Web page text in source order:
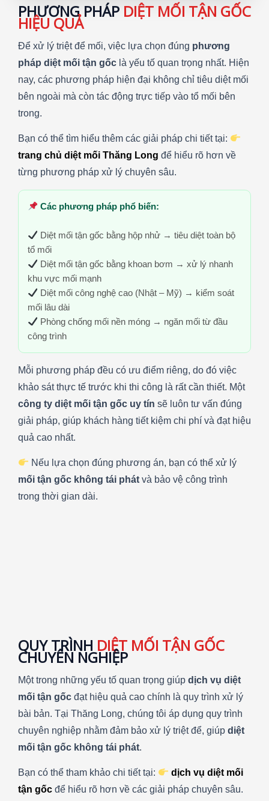
PHƯƠNG PHÁP DIỆT MỐI TẬN GỐC
HIỆU QUẢ
Để xử lý triệt để mối, việc lựa chọn đúng phương
pháp diệt mối tận gốc là yếu tố quan trọng nhất. Hiện
nay, các phương pháp hiện đại không chỉ tiêu diệt mối
bên ngoài mà còn tác động trực tiếp vào tổ mối bên
trong.
Bạn có thể tìm hiểu thêm các giải pháp chi tiết tại:
trang chủ diệt mối Thăng Long để hiểu rõ hơn về
từng phương pháp xử lý chuyên sâu.
Các phương pháp phổ biến:
Diệt mối tận gốc bằng hộp nhử → tiêu diệt toàn bộ
tổ mối
Diệt mối tận gốc bằng khoan bơm → xử lý nhanh
khu vực mối mạnh
Diệt mối công nghệ cao (Nhật – Mỹ) → kiểm soát
mối lâu dài
Phòng chống mối nền móng → ngăn mối từ đầu
công trình
Mỗi phương pháp đều có ưu điểm riêng, do đó việc
khảo sát thực tế trước khi thi công là rất cần thiết. Một
công ty diệt mối tận gốc uy tín sẽ luôn tư vấn đúng
giải pháp, giúp khách hàng tiết kiệm chi phí và đạt hiệu
quả cao nhất.
Nếu lựa chọn đúng phương án, bạn có thể xử lý
mối tận gốc không tái phát và bảo vệ công trình
trong thời gian dài.
QUY TRÌNH DIỆT MỐI TẬN GỐC
CHUYÊN NGHIỆP
Một trong những yếu tố quan trọng giúp dịch vụ diệt
mối tận gốc đạt hiệu quả cao chính là quy trình xử lý
bài bản. Tại Thăng Long, chúng tôi áp dụng quy trình
chuyên nghiệp nhằm đảm bảo xử lý triệt để, giúp diệt
mối tận gốc không tái phát.
Bạn có thể tham khảo chi tiết tại:
dịch vụ diệt mối
tận gốc để hiểu rõ hơn về các giải pháp chuyên sâu.